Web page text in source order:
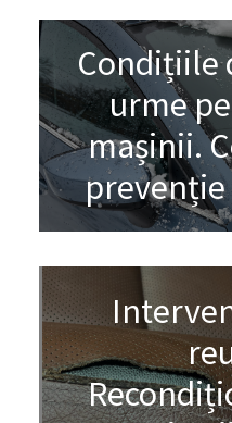
Condițiile
urme
mașinii.
prevenție